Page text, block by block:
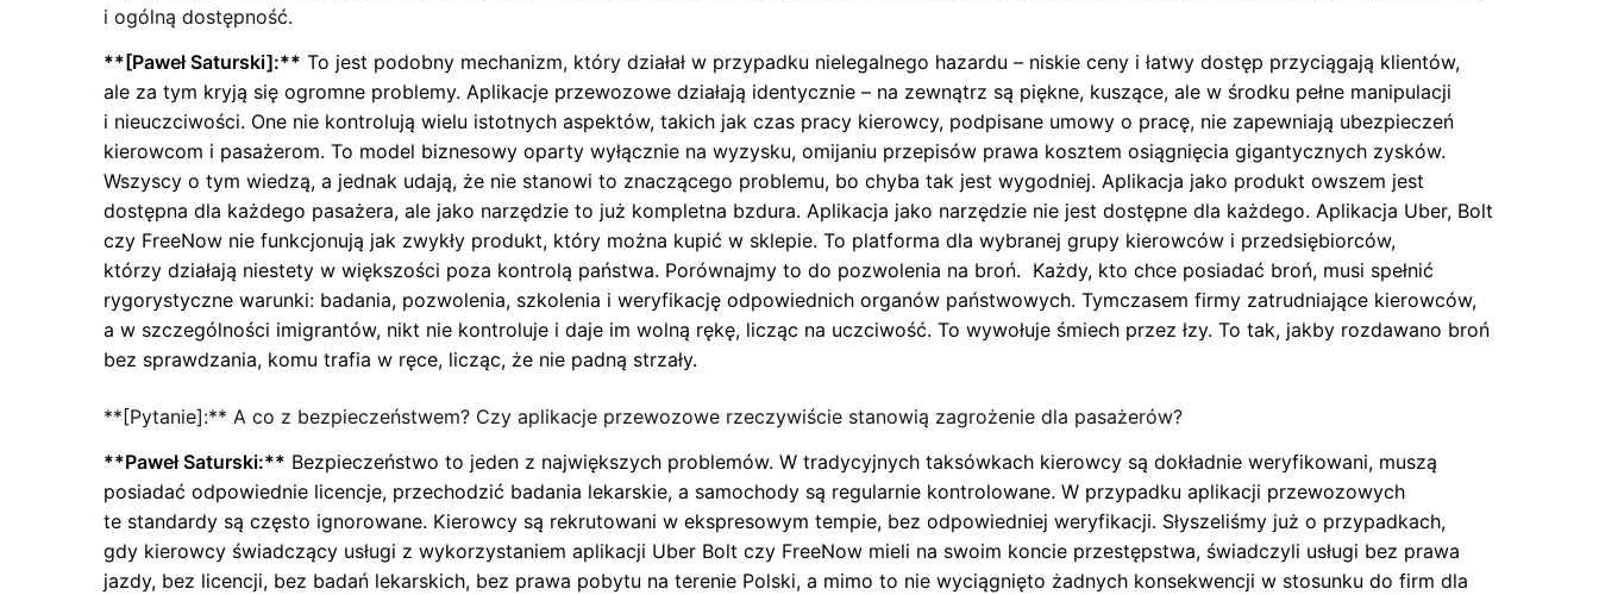
i ogólną dostępność.
**[Paweł Saturski]:** To jest podobny mechanizm, który działał w przypadku nielegalnego hazardu – niskie ceny i łatwy dostęp przyciągają klientów,
ale za tym kryją się ogromne problemy. Aplikacje przewozowe działają identycznie – na zewnątrz są piękne, kuszące, ale w środku pełne manipulacji
i nieuczciwości. One nie kontrolują wielu istotnych aspektów, takich jak czas pracy kierowcy, podpisane umowy o pracę, nie zapewniają ubezpieczeń
kierowcom i pasażerom. To model biznesowy oparty wyłącznie na wyzysku, omijaniu przepisów prawa kosztem osiągnięcia gigantycznych zysków.
Wszyscy o tym wiedzą, a jednak udają, że nie stanowi to znaczącego problemu, bo chyba tak jest wygodniej. Aplikacja jako produkt owszem jest
dostępna dla każdego pasażera, ale jako narzędzie to już kompletna bzdura. Aplikacja jako narzędzie nie jest dostępne dla każdego. Aplikacja Uber, Bolt
czy FreeNow nie funkcjonują jak zwykły produkt, który można kupić w sklepie. To platforma dla wybranej grupy kierowców i przedsiębiorców,
którzy działają niestety w większości poza kontrolą państwa. Porównajmy to do pozwolenia na broń. Każdy, kto chce posiadać broń, musi spełnić
rygorystyczne warunki: badania, pozwolenia, szkolenia i weryfikację odpowiednich organów państwowych. Tymczasem firmy zatrudniające kierowców,
a w szczególności imigrantów, nikt nie kontroluje i daje im wolną rękę, licząc na uczciwość. To wywołuje śmiech przez łzy. To tak, jakby rozdawano broń
bez sprawdzania, komu trafia w ręce, licząc, że nie padną strzały.
**[Pytanie]:** A co z bezpieczeństwem? Czy aplikacje przewozowe rzeczywiście stanowią zagrożenie dla pasażerów?
**Paweł Saturski:** Bezpieczeństwo to jeden z największych problemów. W tradycyjnych taksówkach kierowcy są dokładnie weryfikowani, muszą
posiadać odpowiednie licencje, przechodzić badania lekarskie, a samochody są regularnie kontrolowane. W przypadku aplikacji przewozowych
te standardy są często ignorowane. Kierowcy są rekrutowani w ekspresowym tempie, bez odpowiedniej weryfikacji. Słyszeliśmy już o przypadkach,
gdy kierowcy świadczący usługi z wykorzystaniem aplikacji Uber Bolt czy FreeNow mieli na swoim koncie przestępstwa, świadczyli usługi bez prawa
jazdy, bez licencji, bez badań lekarskich, bez prawa pobytu na terenie Polski, a mimo to nie wyciągnięto żadnych konsekwencji w stosunku do firm dla